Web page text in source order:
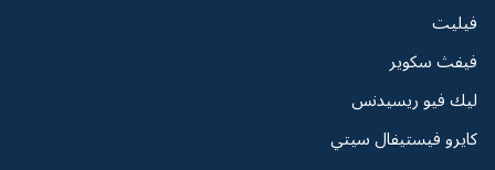
فيليت
فيفث سكوير
ليك فيو ريسيدنس
كايرو فيستيفال سيتي